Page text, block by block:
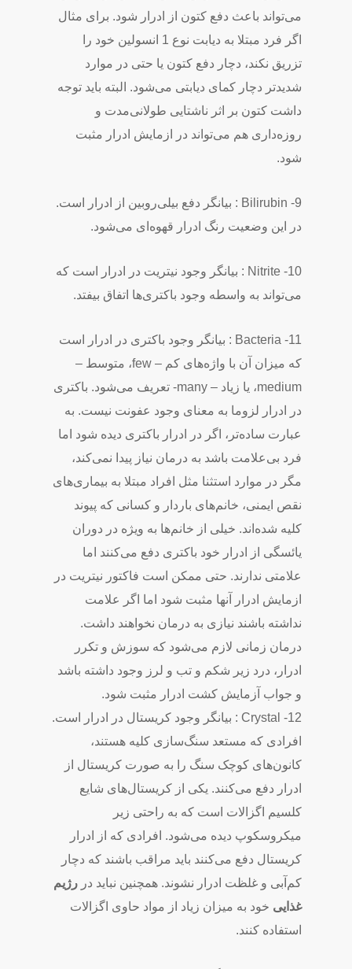
می‌تواند باعث دفع کتون از ادرار شود. برای مثال
اگر فرد مبتلا به دیابت نوع 1 انسولین خود را
تزریق نکند، دچار دفع کتون یا حتی در موارد
شدیدتر دچار کمای دیابتی می‌شود. البته باید توجه
داشت کتون بر اثر ناشتایی طولانی‌مدت و
روزه‌داری هم می‌تواند در ازمایش ادرار مثبت
شود.
9- Bilirubin : بیانگر دفع بیلی‌روبین از ادرار است.
در این وضعیت رنگ ادرار قهوه‌ای می‌شود.
10- Nitrite : بیانگر وجود نیتریت در ادرار است که
می‌تواند به واسطه وجود باکتری‌ها اتفاق بیفتد.
11- Bacteria : بیانگر وجود باکتری در ادرار است
که میزان آن با واژه‌های کم – few، متوسط –
medium، یا زیاد – many- تعریف می‌شود. باکتری
در ادرار لزوما به معنای وجود عفونت نیست. به
عبارت ساده‌تر، اگر در ادرار باکتری دیده شود اما
فرد بی‌علامت باشد به درمان نیاز پیدا نمی‌کند،
مگر در موارد استثنا مثل افراد مبتلا به بیماری‌های
نقص ایمنی، خانم‌های باردار و کسانی که پیوند
کلیه شده‌اند. خیلی از خانم‌ها به ویژه در دوران
یائسگی از ادرار خود باکتری دفع می‌کنند اما
علامتی ندارند. حتی ممکن است فاکتور نیتریت در
ازمایش ادرار آنها مثبت شود اما اگر علامت
نداشته باشند نیازی به درمان نخواهند داشت.
درمان زمانی لازم می‌شود که سوزش و تکرر
ادرار، درد زیر شکم و تب و لرز وجود داشته باشد
و جواب آزمایش کشت ادرار مثبت شود.
12- Crystal : بیانگر وجود کریستال در ادرار است.
افرادی که مستعد سنگ‌سازی کلیه هستند،
کانون‌های کوچک سنگ را به صورت کریستال از
ادرار دفع می‌کنند. یکی از کریستال‌های شایع
کلسیم اگزالات است که به راحتی زیر
میکروسکوپ دیده می‌شود. افرادی که از ادرار
کریستال دفع می‌کنند باید مراقب باشند که دچار
کم‌آبی و غلظت ادرار نشوند. همچنین نباید در رژیم
غذایی خود به میزان زیاد از مواد حاوی اگزالات
استفاده کنند.